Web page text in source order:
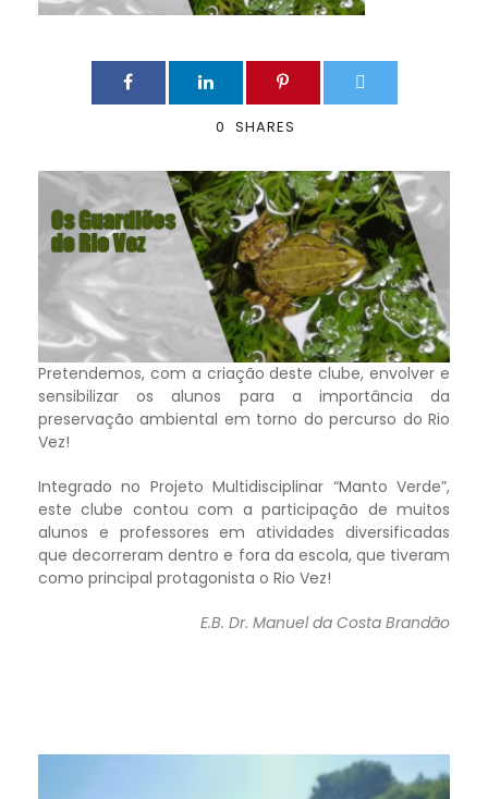
0 SHARES
Pretendemos, com a criação deste clube, envolver e
sensibilizar os alunos para a importância da
preservação ambiental em torno do percurso do Rio
Vez!
Integrado no Projeto Multidisciplinar “Manto Verde”,
este clube contou com a participação de muitos
alunos e professores em atividades diversificadas
que decorreram dentro e fora da escola, que tiveram
como principal protagonista o Rio Vez!
E.B. Dr. Manuel da Costa Brandão